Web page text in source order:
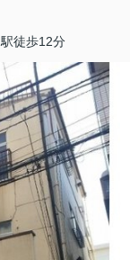
徒歩12分